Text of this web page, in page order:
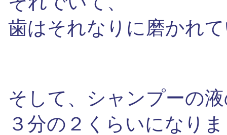
歯はそれなりに磨かれ
そして、シャンプーの
３分の２くらいになり